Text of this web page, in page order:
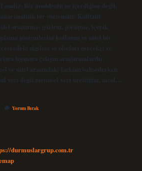
analiz; Bir maddenin ne içerdiğine değil,
analitik bir yöntemdir. Kalitatif
araştırma; gözlem, görüşme, içerik
yöntemlerini kullanan ve nitel bir
algıları ve olayları gerçekçi ve
koymaya çalışan araştırmalardır.
ve nitel arasındaki farktan bahsederken
veri değil metinsel veri ürettiğini, nicel…
Yorum Bırak
durmuslargrup.com.tr